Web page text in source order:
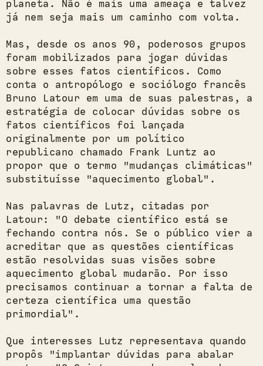
planeta. Não é mais uma ameaça e talvez
já nem seja mais um caminho com volta.
Mas, desde os anos 90, poderosos grupos
foram mobilizados para jogar dúvidas
sobre esses fatos científicos. Como
conta o antropólogo e sociólogo francês
Bruno Latour em uma de suas palestras, a
estratégia de colocar dúvidas sobre os
fatos científicos foi lançada
originalmente por um político
republicano chamado Frank Luntz ao
propor que o termo "mudanças climáticas"
substituísse "aquecimento global".
Nas palavras de Lutz, citadas por
Latour: "O debate científico está se
fechando contra nós. Se o público vier a
acreditar que as questões científicas
estão resolvidas suas visões sobre
aquecimento global mudarão. Por isso
precisamos continuar a tornar a falta de
certeza científica uma questão
primordial".
Que interesses Lutz representava quando
propôs "implantar dúvidas para abalar